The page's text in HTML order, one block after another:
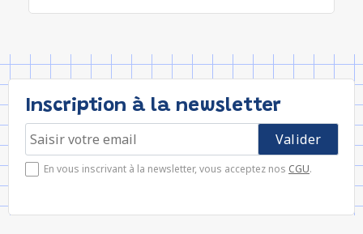
Inscription à la newsletter
En vous inscrivant à la newsletter, vous acceptez nos CGU.